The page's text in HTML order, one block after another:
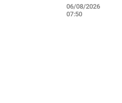
06/08/2026
07:50